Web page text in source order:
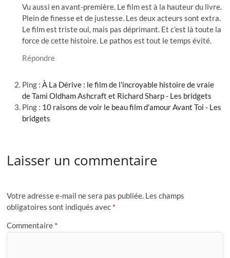
Vu aussi en avant-première. Le film est à la hauteur du livre.
Plein de finesse et de justesse. Les deux acteurs sont extra.
Le film est triste oui, mais pas déprimant. Et c’est là toute la
force de cette histoire. Le pathos est tout le temps évité.
Répondre
Ping :À La Dérive : le film de l'incroyable histoire de vraie
de Tami Oldham Ashcraft et Richard Sharp - Les bridgets
Ping : 10 raisons de voir le beau film d'amour Avant Toi - Les
bridgets
Laisser un commentaire
Votre adresse e-mail ne sera pas publiée. Les champs
obligatoires sont indiqués avec *
Commentaire *